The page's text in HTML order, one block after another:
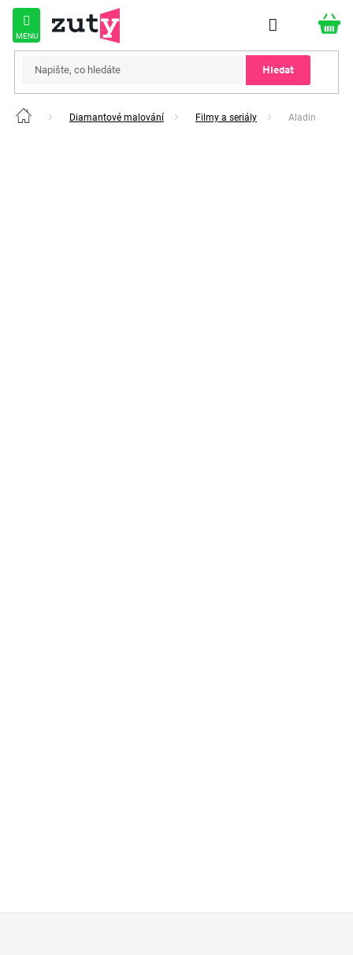
Přejít
obsah
Hledat
Domů Diamantové malování Filmy a seriály Aladin